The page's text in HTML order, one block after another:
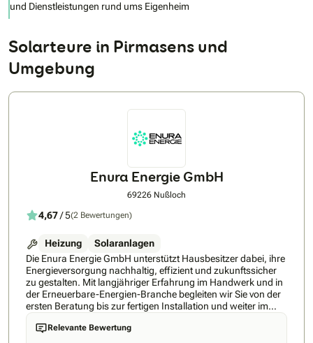
und Dienstleistungen rund ums Eigenheim
Solarteure in Pirmasens und
Umgebung
Enura Energie GmbH
69226 Nußloch
4,67/ 5(2 Bewertungen)
Heizung
Solaranlagen
Die Enura Energie GmbH unterstützt Hausbesitzer dabei, ihre
Energieversorgung nachhaltig, effizient und zukunftssicher
zu gestalten. Mit langjähriger Erfahrung im Handwerk und in
der Erneuerbare-Energien-Branche begleiten wir Sie von der
ersten Beratung bis zur fertigen Installation und weiter im
Aftersale – kompetent, persönlich und zuverlässig.Jedes
Zuhause ist einzigartig. Deshalb entwickeln wir individuelle
Relevante Bewertung